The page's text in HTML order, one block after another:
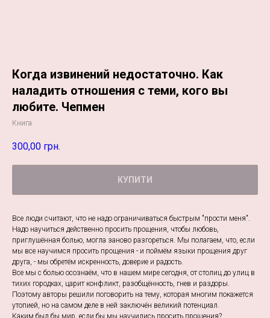
Когда извинений недостаточно. Как
наладить отношения с теми, кого вы
любите. Чепмен
Книга
300,00 грн.
КУПИТИ
Все люди считают, что не надо ограничиваться быстрым "прости меня".
Надо научиться действенно просить прощения, чтобы любовь,
приглушённая болью, могла заново разгореться. Мы полагаем, что, если
мы все научимся просить прощения - и поймём языки прощения друг
друга, - мы обретём искренность, доверие и радость.
Все мы с болью осознаём, что в нашем мире сегодня, от столиц до улиц в
тихих городках, царит конфликт, разобщённость, гнев и раздоры.
Поэтому авторы решили поговорить на тему, которая многим покажется
утопией, но на самом деле в ней заключён великий потенциал.